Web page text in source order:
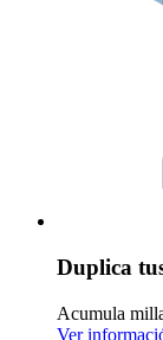
Duplica
Acumula
Ver